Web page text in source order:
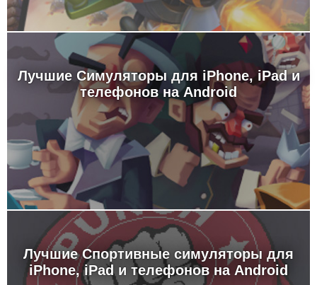
Лучшие Симуляторы для iPhone, iPad и
телефонов на Android
Лучшие Спортивные симуляторы для
iPhone, iPad и телефонов на Android